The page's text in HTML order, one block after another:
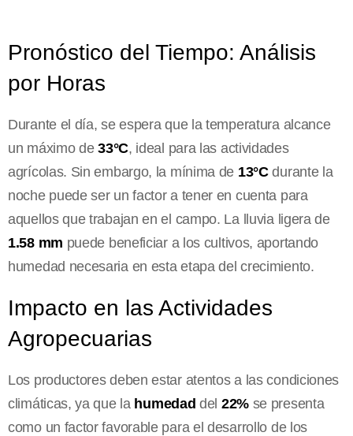
Pronóstico del Tiempo: Análisis
por Horas
Durante el día, se espera que la temperatura alcance
un máximo de33°C, ideal para las actividades
agrícolas. Sin embargo, la mínima de 13°Cdurante la
noche puede ser un factor a tener en cuenta para
aquellos que trabajan en el campo. La lluvia ligera de
1.58 mm puede beneficiar a los cultivos, aportando
humedad necesaria en esta etapa del crecimiento.
Impacto en las Actividades
Agropecuarias
Los productores deben estar atentos a las condiciones
climáticas, ya que la humedad del 22%se presenta
como un factor favorable para el desarrollo de los